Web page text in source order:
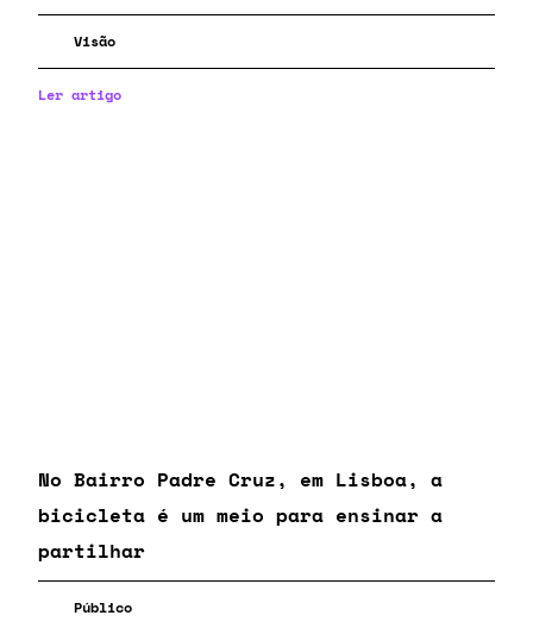
Visão
Ler artigo
No Bairro Padre Cruz, em Lisboa, a
bicicleta é um meio para ensinar a
partilhar
Público